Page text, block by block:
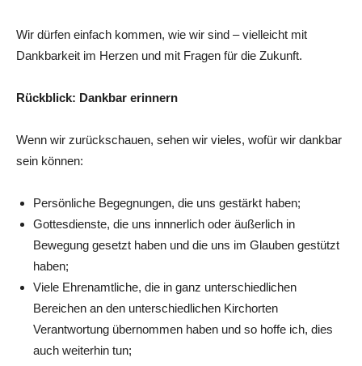
Wir dürfen einfach kommen, wie wir sind – vielleicht mit
Dankbarkeit im Herzen und mit Fragen für die Zukunft.
Rückblick: Dankbar erinnern
Wenn wir zurückschauen, sehen wir vieles, wofür wir dankbar
sein können:
Persönliche Begegnungen, die uns gestärkt haben;
Gottesdienste, die uns innnerlich oder äußerlich in
Bewegung gesetzt haben und die uns im Glauben gestützt
haben;
Viele Ehrenamtliche, die in ganz unterschiedlichen
Bereichen an den unterschiedlichen Kirchorten
Verantwortung übernommen haben und so hoffe ich, dies
auch weiterhin tun;